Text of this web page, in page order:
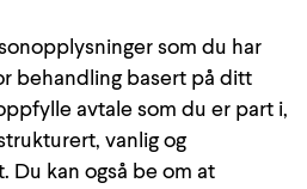
som du har
behandling basert på ditt
avtale som du er part i,
vanlig og
Du kan også be om at